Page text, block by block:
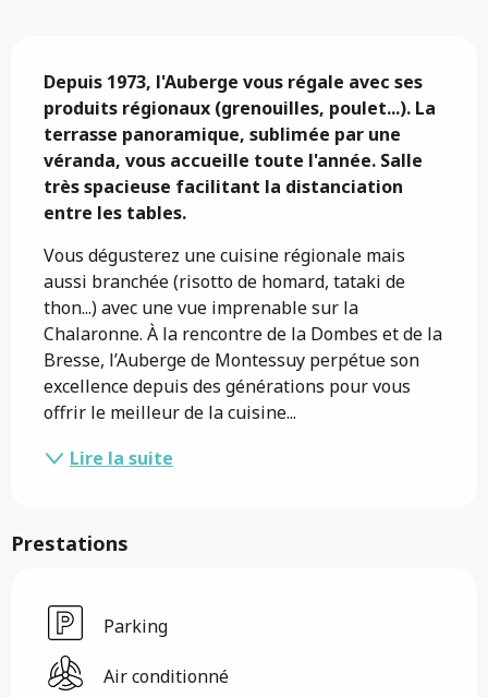
Depuis 1973, l'Auberge vous régale avec ses
produits régionaux (grenouilles, poulet...). La
terrasse panoramique, sublimée par une
véranda, vous accueille toute l'année. Salle
très spacieuse facilitant la distanciation
entre les tables.
Vous dégusterez une cuisine régionale mais
aussi branchée (risotto de homard, tataki de
thon...) avec une vue imprenable sur la
Chalaronne. À la rencontre de la Dombes et de la
Bresse, l’Auberge de Montessuy perpétue son
excellence depuis des générations pour vous
offrir le meilleur de la cuisine...
Lire la suite
Prestations
Parking
Air conditionné